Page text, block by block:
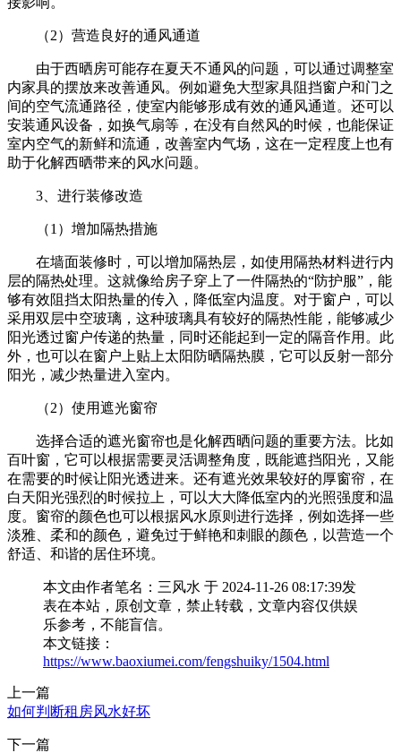
（2）营造良好的通风通道
由于西晒房可能存在夏天不通风的问题，可以通过调整室
内家具的摆放来改善通风。例如避免大型家具阻挡窗户和门之
间的空气流通路径，使室内能够形成有效的通风通道。还可以
安装通风设备，如换气扇等，在没有自然风的时候，也能保证
室内空气的新鲜和流通，改善室内气场，这在一定程度上也有
助于化解西晒带来的风水问题。
3、进行装修改造
（1）增加隔热措施
在墙面装修时，可以增加隔热层，如使用隔热材料进行内
层的隔热处理。这就像给房子穿上了一件隔热的“防护服”，能
够有效阻挡太阳热量的传入，降低室内温度。对于窗户，可以
采用双层中空玻璃，这种玻璃具有较好的隔热性能，能够减少
阳光透过窗户传递的热量，同时还能起到一定的隔音作用。此
外，也可以在窗户上贴上太阳防晒隔热膜，它可以反射一部分
阳光，减少热量进入室内。
（2）使用遮光窗帘
选择合适的遮光窗帘也是化解西晒问题的重要方法。比如
百叶窗，它可以根据需要灵活调整角度，既能遮挡阳光，又能
在需要的时候让阳光透进来。还有遮光效果较好的厚窗帘，在
白天阳光强烈的时候拉上，可以大大降低室内的光照强度和温
度。窗帘的颜色也可以根据风水原则进行选择，例如选择一些
淡雅、柔和的颜色，避免过于鲜艳和刺眼的颜色，以营造一个
舒适、和谐的居住环境。
本文由作者笔名：三风水 于 2024-11-26 08:17:39发
表在本站，原创文章，禁止转载，文章内容仅供娱
乐参考，不能盲信。
本文链接：
https://www.baoxiumei.com/fengshuiky/1504.html
上一篇
如何判断租房风水好坏
下一篇